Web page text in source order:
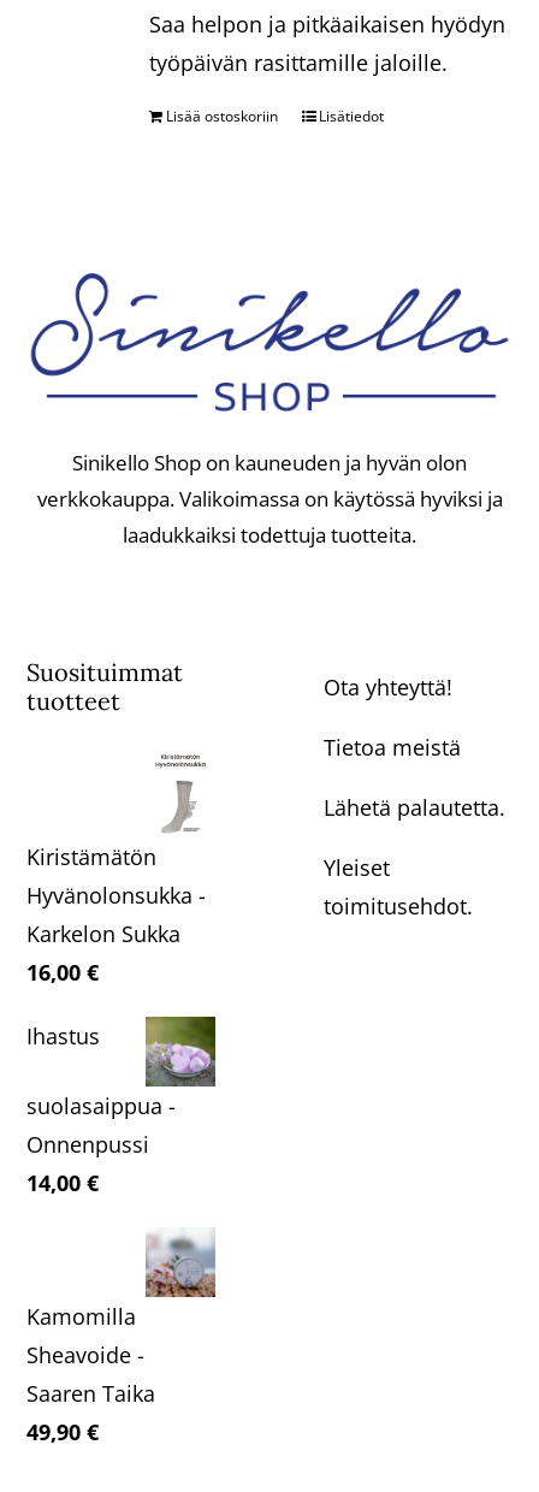
Saa helpon ja pitkäaikaisen hyödyn
työpäivän rasittamille jaloille.
Lisää ostoskoriin Lisätiedot
Sinikello Shop on kauneuden ja hyvän olon
verkkokauppa. Valikoimassa on käytössä hyviksi ja
laadukkaiksi todettuja tuotteita.
Suosituimmat
tuotteet
Kiristämätön
Hyvänolonsukka -
Karkelon Sukka
16,00€
Ihastus
suolasaippua -
Onnenpussi
14,00€
Kamomilla
Sheavoide -
Saaren Taika
49,90€
Ota yhteyttä!
Tietoa meistä
Lähetä palautetta.
Yleiset
toimitusehdot.